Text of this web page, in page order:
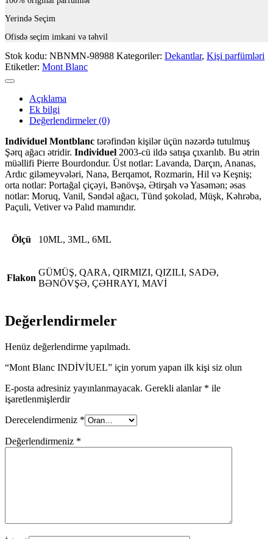
Yerində Seçim
Ofisdə seçim imkani və təhvil
Stok kodu: NBNMN-98988 Kategoriler: Dekantlar, Kişi parfümləri
Etiketler: Mont Blanc
Açıklama
Ek bilgi
Değerlendirmeler (0)
Individuel Montblanc tərəfindən kişilər üçün nəzərdə tutulmuş
Şərq ağacı ətridir. Individuel 2003-cü ildə satışa çıxarılıb. Bu ətrin
müəllifi Pierre Bourdondur. Üst notlar: Lavanda, Darçın, Ananas,
Ardıc giləmeyvələri, Nanə, Berqamot, Rozmarin, Hil və Keşniş;
orta notlar: Portağal çiçəyi, Bənövşə, Ətirşah və Yasəmən; əsas
notlar: Moruq, Vanil, Səndəl ağacı, Tünd şokolad, Müşk, Kəhrəba,
Paçuli, Vetiver və Palıd mamırıdır.
Ölçü 10ML, 3ML, 6ML
Flakon
GÜMÜŞ, QARA, QIRMIZI, QIZILI, SADƏ,
BƏNÖVŞƏ, ÇƏHRAYI, MAVİ
Değerlendirmeler
Henüz değerlendirme yapılmadı.
“Mont Blanc INDİVİUEL” için yorum yapan ilk kişi siz olun
E-posta adresiniz yayınlanmayacak. Gerekli alanlar * ile
işaretlenmişlerdir
Derecelendirmeniz *
Değerlendirmeniz *